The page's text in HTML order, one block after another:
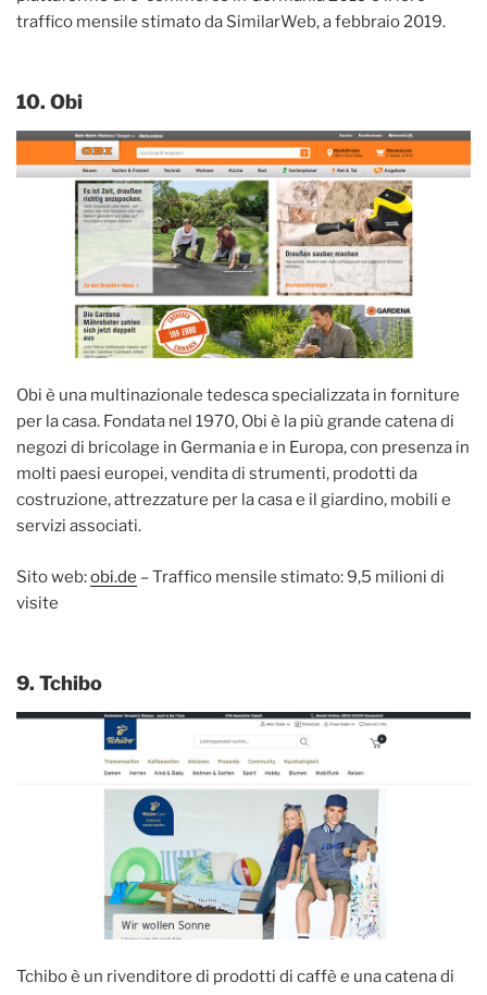
traffico mensile stimato da SimilarWeb, a febbraio 2019.
10. Obi
Obi è una multinazionale tedesca specializzata in forniture
per la casa. Fondata nel 1970, Obi è la più grande catena di
negozi di bricolage in Germania e in Europa, con presenza in
molti paesi europei, vendita di strumenti, prodotti da
costruzione, attrezzature per la casa e il giardino, mobili e
servizi associati.
Sito web:obi.de – Traffico mensile stimato: 9,5 milioni di
visite
9. Tchibo
Tchibo è un rivenditore di prodotti di caffè e una catena di